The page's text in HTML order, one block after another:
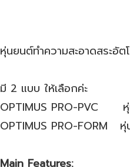
หุ่นยนต์ทำความสะอาดสระอั
มี 2 แบบ ให้เลือกค่ะ
OPTIMUS PRO-PVC หุ่น
OPTIMUS PRO-FORM หุ่
Main Features: